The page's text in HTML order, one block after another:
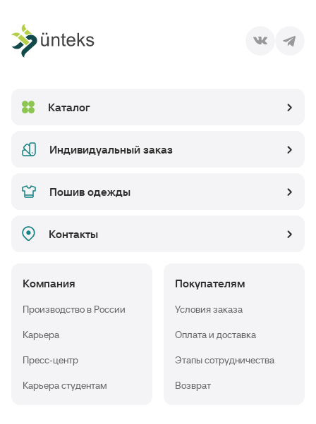
Каталог
Индивидуальный заказ
Пошив одежды
Контакты
Компания
Производство в России
Карьера
Пресс-центр
Карьера студентам
Покупателям
Условия заказа
Оплата и доставка
Этапы сотрудничества
Возврат